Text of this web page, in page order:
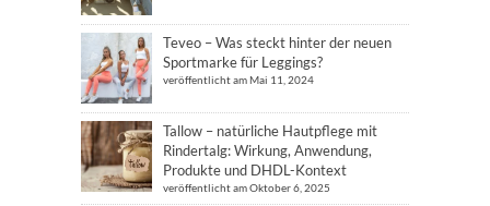
Teveo – Was steckt hinter der neuen
Sportmarke für Leggings?
veröffentlicht am Mai 11, 2024
Tallow – natürliche Hautpflege mit
Rindertalg: Wirkung, Anwendung,
Produkte und DHDL-Kontext
veröffentlicht am Oktober 6, 2025